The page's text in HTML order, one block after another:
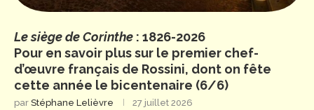
Le siège de Corinthe : 1826-2026
Pour en savoir plus sur le premier chef-
d’œuvre français de Rossini, dont on fête
cette année le bicentenaire (6/6)
par Stéphane Lelièvre 27 juillet 2026